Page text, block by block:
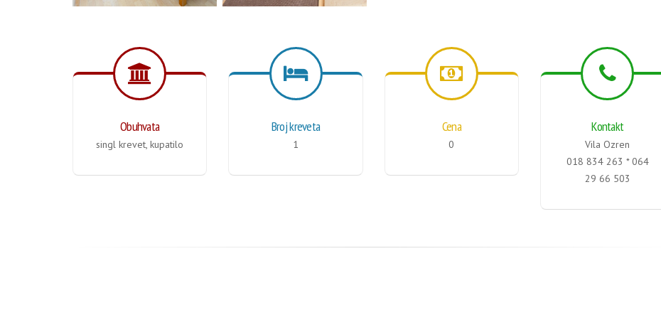
Obuhvata
singl krevet, kupatilo
Broj kreveta
1
Cena
0
Kontakt
Vila Ozren
018 834 263 * 064
29 66 503